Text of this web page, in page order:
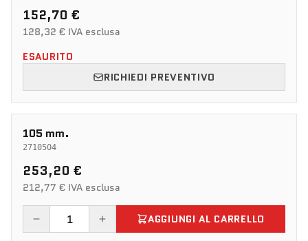
152,70 €
128,32 € IVA esclusa
ESAURITO
RICHIEDI PREVENTIVO
105 mm.
2710504
253,20 €
212,77 € IVA esclusa
AGGIUNGI AL CARRELLO